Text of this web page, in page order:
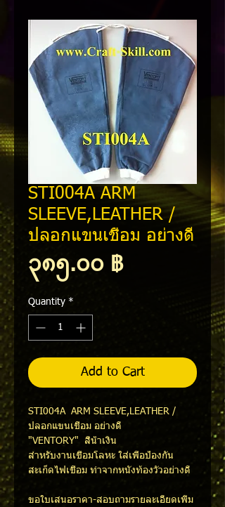
STI004A ARM
SLEEVE,LEATHER /
ปลอกแขนเชื่อม อย่างดี
၃၈၅.၀၀ ฿Price
Quantity *
Add to Cart
STI004A ARM SLEEVE,LEATHER /
ปลอกแขนเชื่อม อย่างดี
"VENTORY" สีน้ำเงิน
สำหรับงานเชื่อมโลหะ ใส่เพื่อป้องกัน
สะเก็ดไฟเชื่อม ทำจากหนังท้องวัวอย่างดี
ขอใบเสนอราคา-สอบถามรายละเอียดเพิ่ม